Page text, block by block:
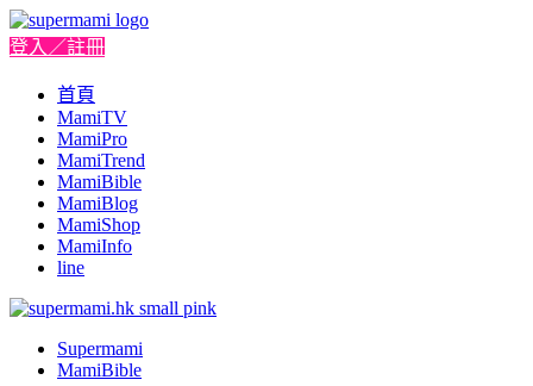
登入／註冊
首頁
MamiTV
MamiPro
MamiTrend
MamiBible
MamiBlog
MamiShop
MamiInfo
line
Supermami
MamiBible